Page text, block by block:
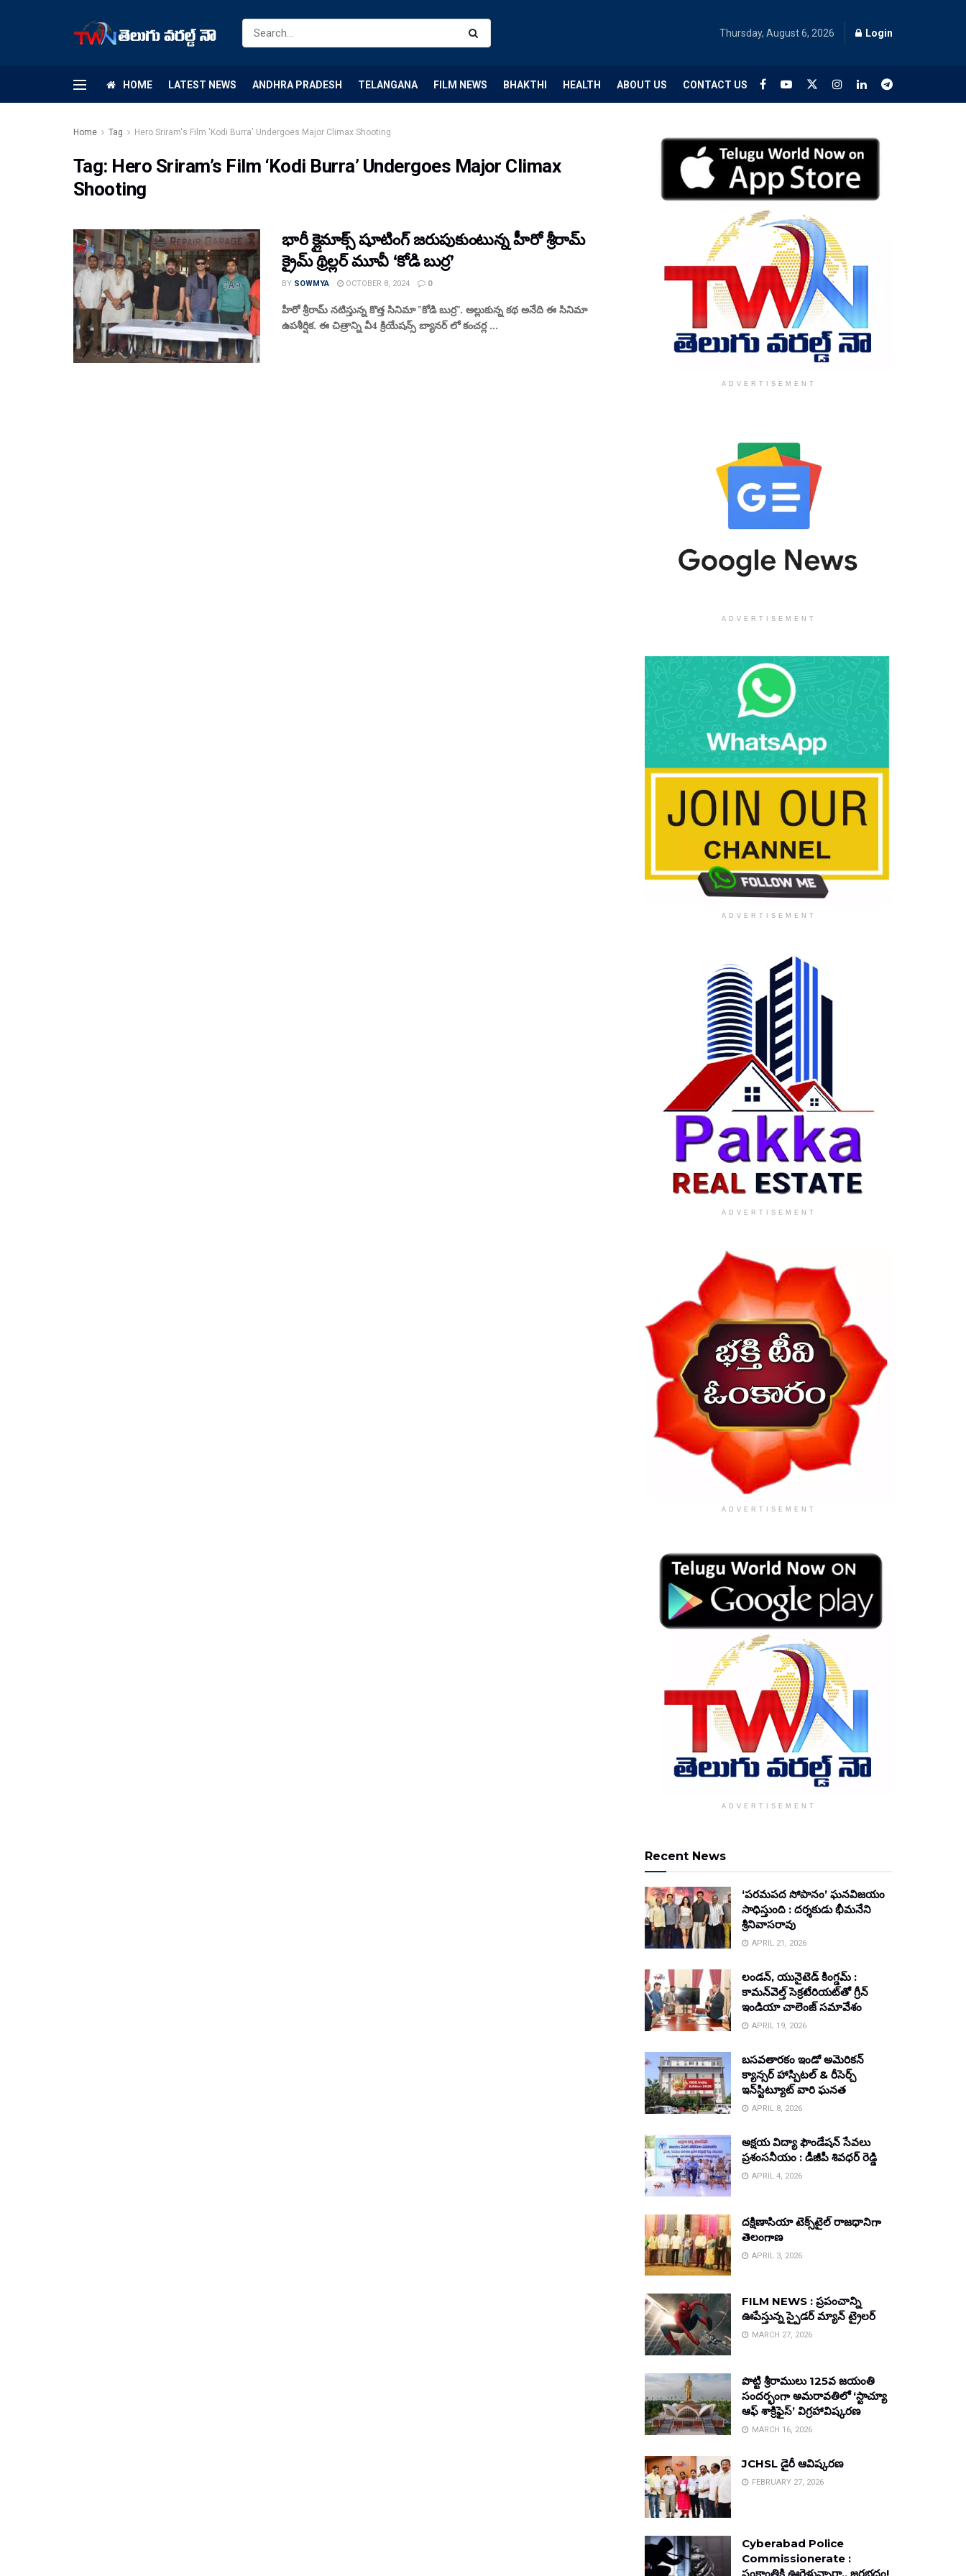
Thursday, August 6, 2026 Login
HOME LATEST NEWS ANDHRA PRADESH TELANGANA FILM NEWS BHAKTHI HEALTH ABOUT US CONTACT US
Home Tag Hero Sriram's Film 'Kodi Burra' Undergoes Major Climax Shooting
Tag: Hero Sriram’s Film ‘Kodi Burra’ Undergoes Major Climax
Shooting
భారీ క్లైమాక్స్ షూటింగ్ జరుపుకుంటున్న హీరో శ్రీరామ్
క్రైమ్ థ్రిల్లర్ మూవీ ‘కోడి బుర్ర’
BY SOWMYA OCTOBER 8, 2024 0
హీరో శ్రీరామ్ నటిస్తున్న కొత్త సినిమా "కోడి బుర్ర". అల్లుకున్న కథ అనేది ఈ సినిమా
ఉపశీర్షిక. ఈ చిత్రాన్ని వీ4 క్రియేషన్స్ బ్యానర్ లో కంచర్ల ...
ADVERTISEMENT
ADVERTISEMENT
ADVERTISEMENT
ADVERTISEMENT
ADVERTISEMENT
ADVERTISEMENT
Recent News
‘పరమపద సోపానం’ ఘనవిజయం
సాధిస్తుంది : దర్శకుడు భీమనేని
శ్రీనివాసరావు
APRIL 21, 2026
లండన్, యునైటెడ్ కింగ్డమ్ :
కామన్‌వెల్త్ సెక్రటేరియట్‌తో గ్రీన్
ఇండియా చాలెంజ్ సమావేశం
APRIL 19, 2026
బసవతారకం ఇండో అమెరికన్
క్యాన్సర్ హాస్పిటల్ & రీసెర్చ్
ఇన్‌స్టిట్యూట్ వారి ఘనత
APRIL 8, 2026
అక్షయ విద్యా ఫౌండేషన్ సేవలు
ప్రశంసనీయం : డీజీపీ శివధర్ రెడ్డి
APRIL 4, 2026
దక్షిణాసియా టెక్స్‌టైల్ రాజధానిగా
తెలంగాణ
APRIL 3, 2026
FILM NEWS : ప్రపంచాన్ని
ఊపేస్తున్న స్పైడర్ మ్యాన్ ట్రైలర్
MARCH 27, 2026
పొట్టి శ్రీరాములు 125వ జయంతి
సందర్భంగా అమరావతిలో ‘స్టాచ్యూ
ఆఫ్ శాక్రిఫైస్’ విగ్రహావిష్కరణ
MARCH 16, 2026
JCHSL డైరీ ఆవిష్కరణ
FEBRUARY 27, 2026
Cyberabad Police
Commissionerate :